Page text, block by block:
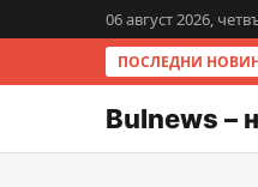
06 август 2026,
ПОСЛЕДНИИталия
Bulnews –